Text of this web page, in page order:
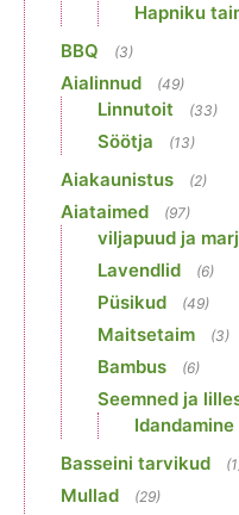
Hapniku
BBQ (3)
Aialinnud (49)
Linnutoit (33)
Söötja (13)
Aiakaunistus (2)
Aiataimed (97)
viljapuud ja
Lavendlid (6)
Püsikud (49)
Maitsetaim (3)
Bambus (6)
Seemned ja
Idandamine
Basseini tarvikud
Mullad (29)